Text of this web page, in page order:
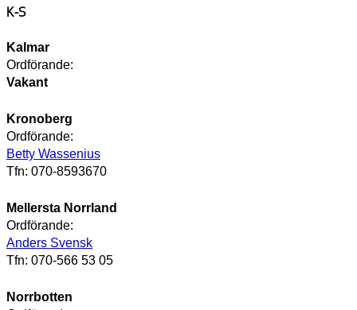
K-S
Kalmar
Ordförande:
Vakant
Kronoberg
Ordförande:
Betty Wassenius
Tfn: 070-8593670
Mellersta Norrland
Ordförande:
Anders Svensk
Tfn: 070-566 53 05
Norrbotten